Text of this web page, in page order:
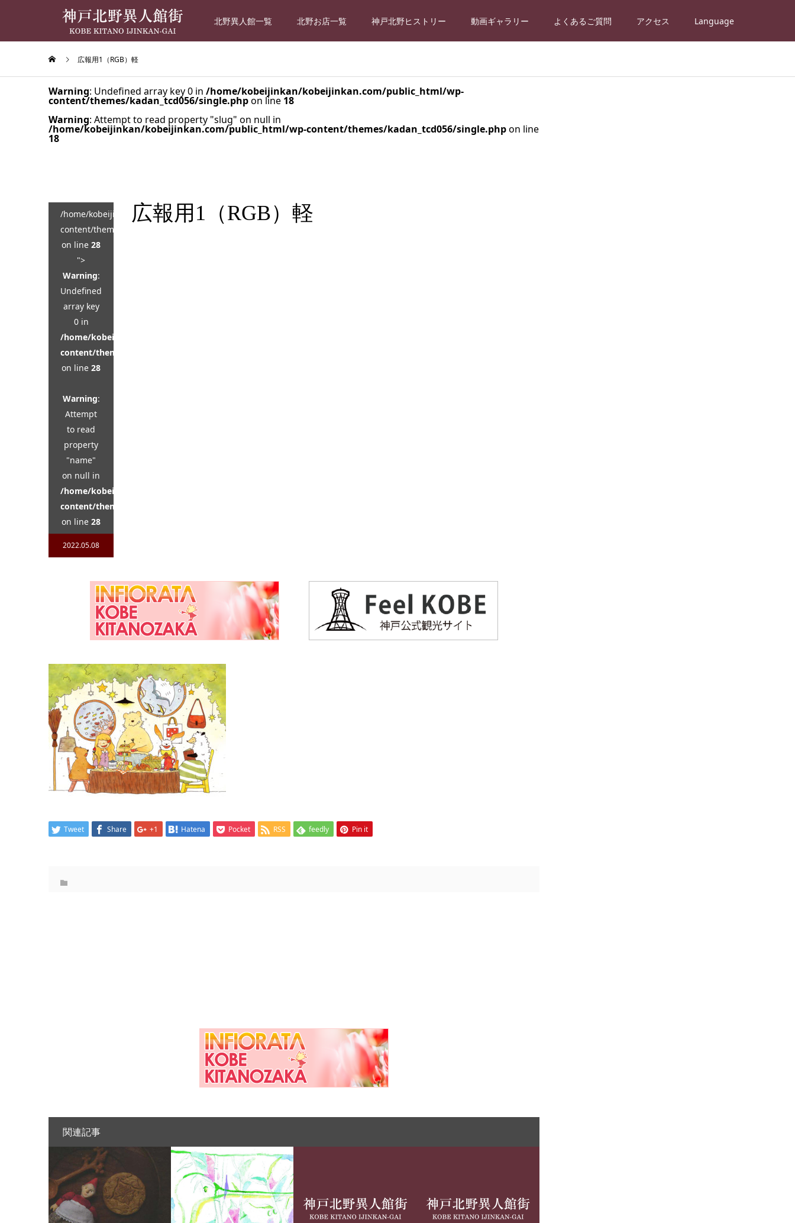
北野異人館一覧 北野お店一覧 神戸北野ヒストリー 動画ギャラリー よくあるご質問 アクセス Language
広報用1（RGB）軽
Warning: Undefined array key 0 in /home/kobeijinkan/kobeijinkan.com/public_html/wp-
content/themes/kadan_tcd056/single.phpon line 18
Warning: Attempt to read property "slug" on null in
/home/kobeijinkan/kobeijinkan.com/public_html/wp-content/themes/kadan_tcd056/single.phpon line
18
/home/kobeijinkan/kobeijinkan.com/public_html/wp-
content/themes/kadan_tcd056/single.php
on line 28
">
Warning:
Undefined
array key
0 in
/home/kobeijinkan/kobeijinkan.com/public_html/wp-
content/themes/kadan_tcd056/single.php
on line 28
Warning:
Attempt
to read
property
"name"
on null in
/home/kobeijinkan/kobeijinkan.com/public_html/wp-
content/themes/kadan_tcd056/single.php
on line 28
2022.05.08
広報用1（RGB）軽
Tweet Share +1 Hatena Pocket RSS feedly Pin it
関連記事